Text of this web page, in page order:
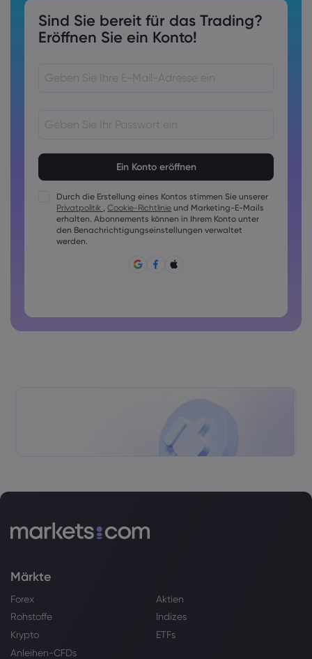
Sind Sie bereit für das Trading?
Eröffnen Sie ein Konto!
Kennwörter müssen mindestens 1 Großbuchstaben
enthalten
Kennwörter müssen mindestens 1 Kleinbuchstaben enthalten
Das Passwort muss folgende Zeichen enthalten ~!@#£
%^&amp;*()_-+=:;&lt;&gt;{,[]?,.
Passwörter dürfen nicht allgemein geläufig sein
Durch die Erstellung eines Kontos stimmen Sie unserer
Privatpolitik , Cookie-Richtlinie und Marketing-E-Mails
erhalten. Abonnements können in Ihrem Konto unter
den Benachrichtigungseinstellungen verwaltet
werden.
Märkte
Forex
Aktien
Rohstoffe
Indizes
Krypto
ETFs
Anleihen-CFDs